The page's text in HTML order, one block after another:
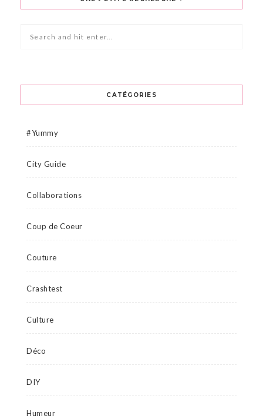
CATÉGORIES
#Yummy
City Guide
Collaborations
Coup de Coeur
Couture
Crashtest
Culture
Déco
DIY
Humeur